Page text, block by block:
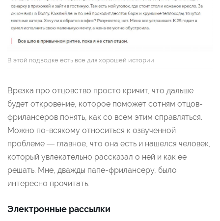
В этой подводке есть все для хорошей истории
Врезка про отцовство просто кричит, что дальше
будет откровение, которое поможет сотням отцов-
фрилансеров понять, как со всем этим справляться.
Можно по-всякому относиться к озвученной
проблеме — главное, что она есть и нашелся человек,
который увлекательно рассказал о ней и как ее
решать. Мне, дважды папе-фрилансеру, было
интересно прочитать.
Электронные рассылки